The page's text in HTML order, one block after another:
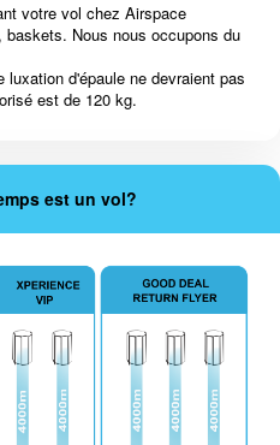
votre vol chez Airspace
baskets. Nous nous occupons du
luxation d'épaule ne devraient pas
est de 120 kg.
est un vol?